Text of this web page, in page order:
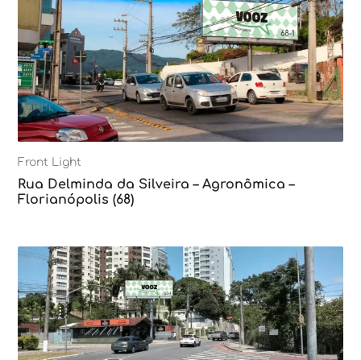
Front Light
Rua Delminda da Silveira – Agronômica –
Florianópolis (68)